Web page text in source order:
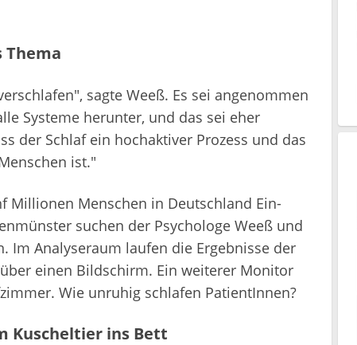
Thema
sagte Weeß. Es sei angenommen
Systeme herunter, und das sei eher
der Schlaf ein hochaktiver Prozess und das
ist."
Millionen Menschen in Deutschland Ein-
suchen der Psychologe Weeß und
Im Analyseraum laufen die Ergebnisse der
einen Bildschirm. Ein weiterer Monitor
Wie unruhig schlafen PatientInnen?
Kuscheltier ins Bett